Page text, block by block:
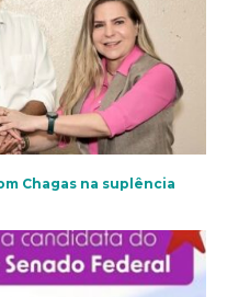
Chagas na suplência